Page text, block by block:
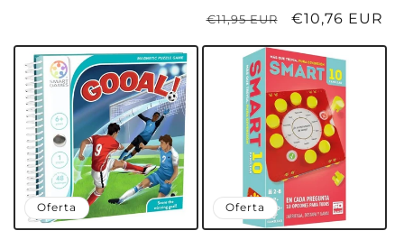
totales
Precio
€11,95 EUR
Precio
oferta
€10,76 EUR
Oferta Oferta